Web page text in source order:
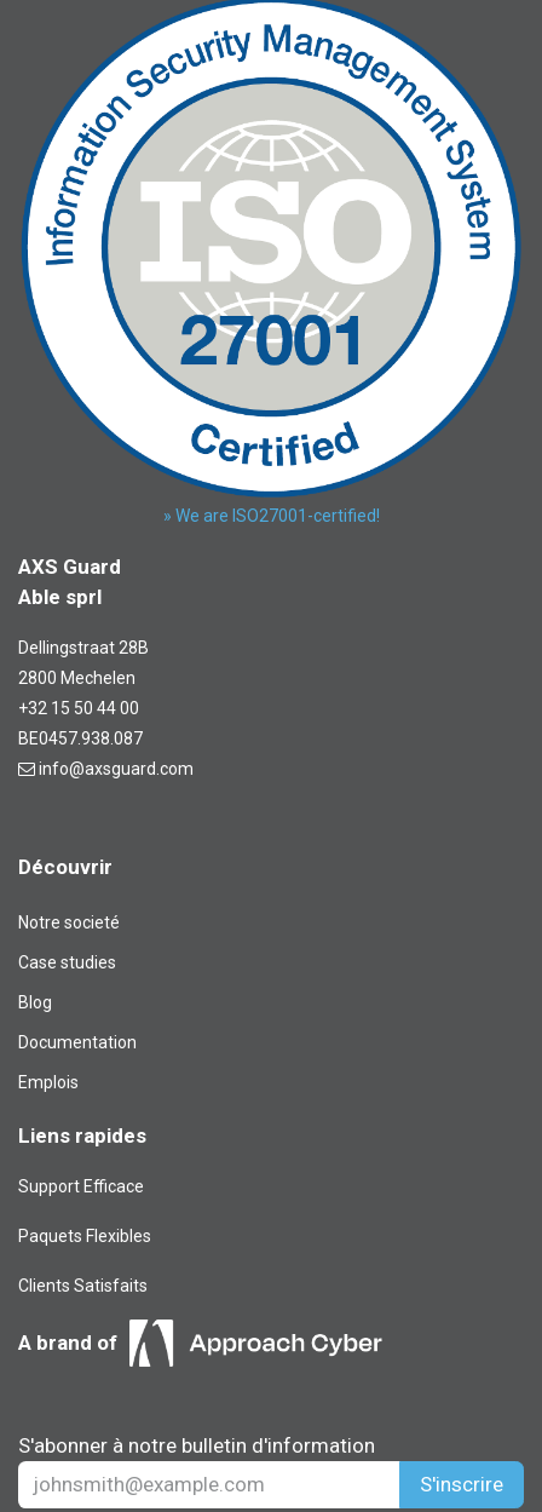
» We are ISO27001-certified!
AXS Guard
Able sprl
Dellingstraat 28B
2800 Mechelen
+32 15 50 44 00
BE0457.938.087
info@axsguard.com
Découvrir
Notre societé
Case studies
Blog​
Documentation
Emplois
Liens rapides
Support Efficace
Paquets Flexibles
Clients Satisfaits
A brand of
S'abonner à notre bulletin d'information
S'inscrire